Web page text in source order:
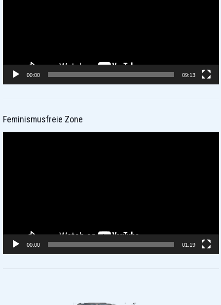
00:00 09:13
Feminismusfreie Zone
00:00 01:19